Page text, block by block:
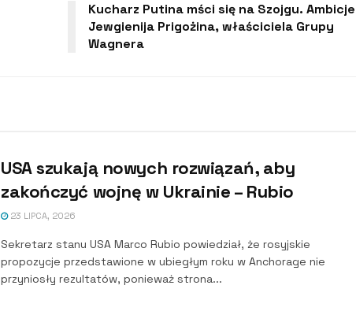
Kucharz Putina mści się na Szojgu. Ambicje
Jewgienija Prigożina, właściciela Grupy
Wagnera
USA szukają nowych rozwiązań, aby
zakończyć wojnę w Ukrainie – Rubio
23 LIPCA, 2026
Sekretarz stanu USA Marco Rubio powiedział, że rosyjskie
propozycje przedstawione w ubiegłym roku w Anchorage nie
przyniosły rezultatów, ponieważ strona...